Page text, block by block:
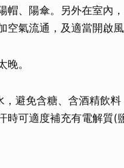
帽、陽傘。另外在室內
空氣流通，及適當開啟
晚。
避免含糖、含酒精飲
時可適度補充有電解質(